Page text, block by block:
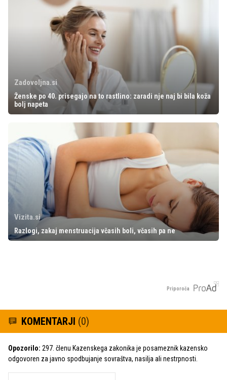
Zadovoljna.si
Ženske po 40. prisegajo na to rastlino: zaradi nje naj bi bila koža
bolj napeta
Vizita.si
Razlogi, zakaj menstruacija včasih boli, včasih pa ne
Priporoča
KOMENTARJI (0)
Opozorilo: 297. členu Kazenskega zakonika je posameznik kazensko
odgovoren za javno spodbujanje sovraštva, nasilja ali nestrpnosti.